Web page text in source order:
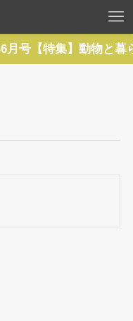
月号【特集】動物と